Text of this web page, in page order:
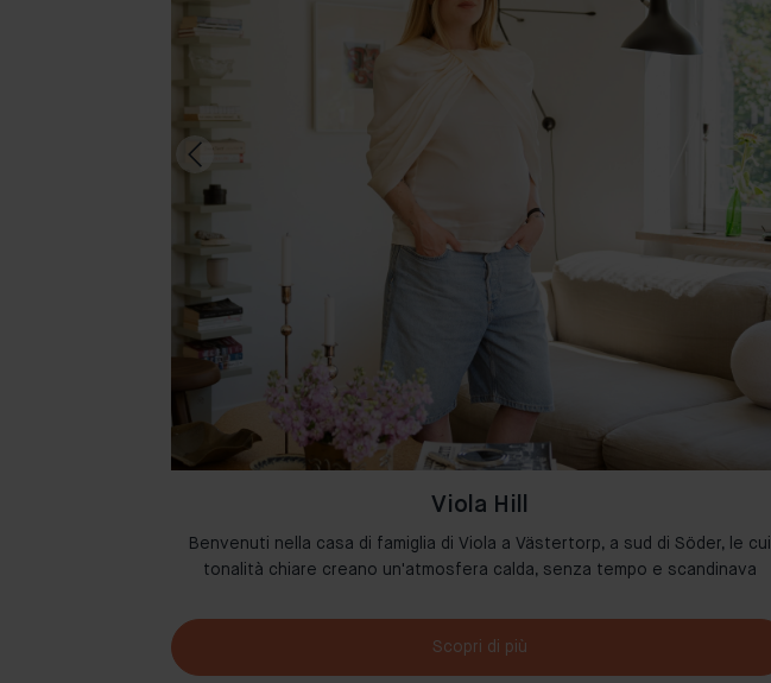
Viola Hill
Benvenuti nella casa di famiglia di Viola a Västertorp, a sud di Söder, le cui
tonalità chiare creano un'atmosfera calda, senza tempo e scandinava
Scopri di più